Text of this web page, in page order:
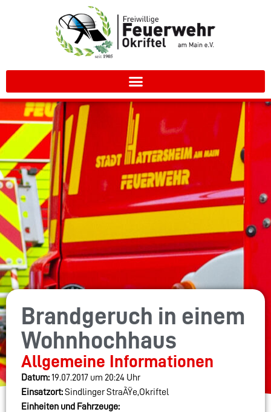
Brandgeruch in einem
Wohnhochhaus
Allgemeine Informationen
Datum:19.07.2017 um 20:24 Uhr
Einsatzort:Sindlinger StraÃŸe,Okriftel
Einheiten und Fahrzeuge: